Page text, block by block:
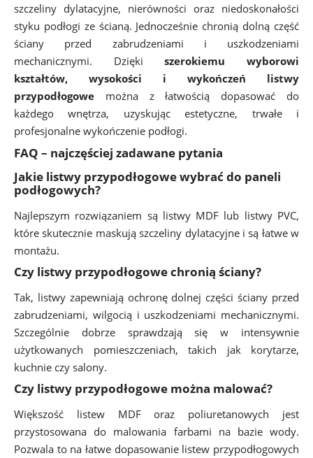
szczeliny dylatacyjne, nierówności oraz niedoskonałości
styku podłogi ze ścianą. Jednocześnie chronią dolną część
ściany przed zabrudzeniami i uszkodzeniami
mechanicznymi. Dziękiszerokiemu wyborowi
kształtów, wysokości i wykończeń listwy
przypodłogowe można z łatwością dopasować do
każdego wnętrza, uzyskując estetyczne, trwałe i
profesjonalne wykończenie podłogi.
FAQ – najczęściej zadawane pytania
Jakie listwy przypodłogowe wybrać do paneli
podłogowych?
Najlepszym rozwiązaniem są listwy MDF lub listwy PVC,
które skutecznie maskują szczeliny dylatacyjne i są łatwe w
montażu.
Czy listwy przypodłogowe chronią ściany?
Tak, listwy zapewniają ochronę dolnej części ściany przed
zabrudzeniami, wilgocią i uszkodzeniami mechanicznymi.
Szczególnie dobrze sprawdzają się w intensywnie
użytkowanych pomieszczeniach, takich jak korytarze,
kuchnie czy salony.
Czy listwy przypodłogowe można malować?
Większość listew MDF oraz poliuretanowych jest
przystosowana do malowania farbami na bazie wody.
Pozwala to na łatwe dopasowanie listew przypodłogowych